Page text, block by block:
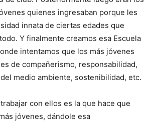
quienes ingresaban porque les
innata de ciertas edades que
Y finalmente creamos esa Escuela
intentamos que los más jóvenes
de compañerismo, responsabilidad,
medio ambiente, sostenibilidad, etc.
con ellos es la que hace que
jóvenes, dándole esa